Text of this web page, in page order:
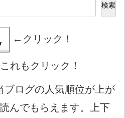
検索
←クリック！
れもクリック！
ブログの人気順位が上が
んでもらえます。上下